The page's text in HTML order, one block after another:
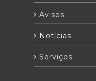
Avisos
Notícias
Serviços